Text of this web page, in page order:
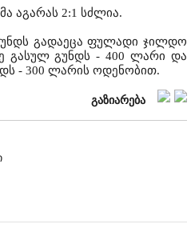
აგარას 2:1 სძლია.
გადაეცა ფულადი ჯილდო
გასულ გუნდს - 400 ლარი და
- 300 ლარის ოდენობით.
გაზიარება